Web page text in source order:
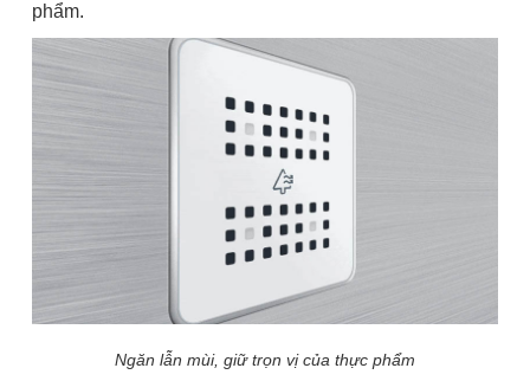
phẩm.
Ngăn lẫn mùi, giữ trọn vị của thực phẩm